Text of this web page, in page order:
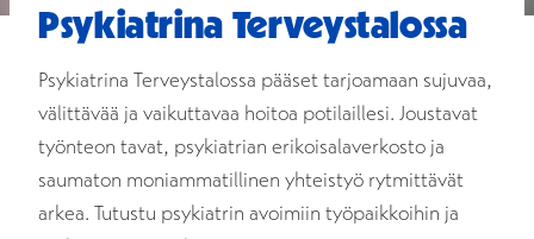
Psykiatrina Terveystalossa
Psykiatrina Terveystalossa pääset tarjoamaan sujuvaa,
välittävää ja vaikuttavaa hoitoa potilaillesi. Joustavat
työnteon tavat, psykiatrian erikoisalaverkosto ja
saumaton moniammatillinen yhteistyö rytmittävät
arkea. Tutustu psykiatrin avoimiin työpaikkoihin ja